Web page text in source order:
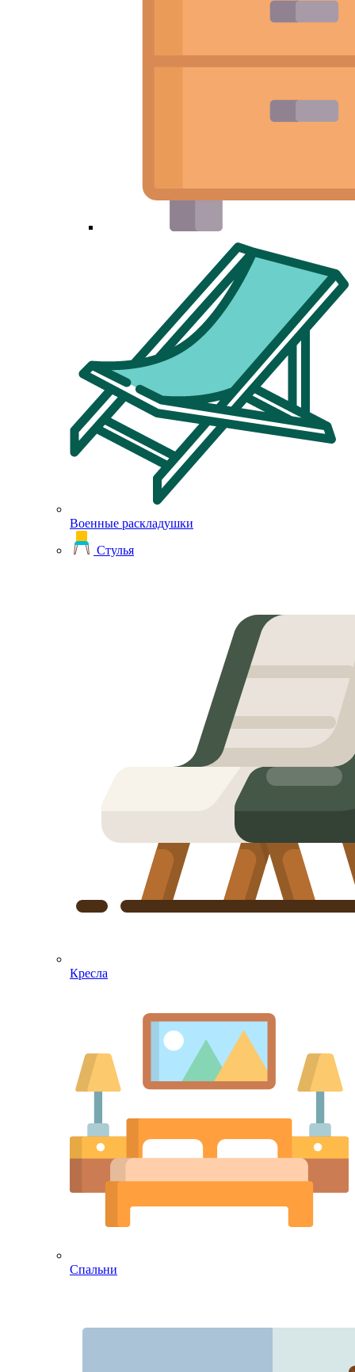
Военные раскладушки
Стулья
Кресла
Спальни